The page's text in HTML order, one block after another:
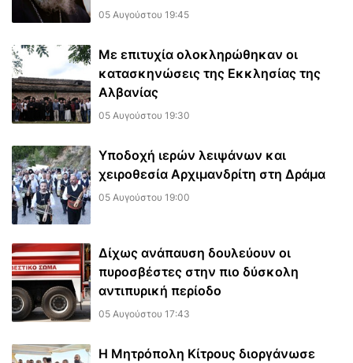
05 Αυγούστου 19:45
Με επιτυχία ολοκληρώθηκαν οι
κατασκηνώσεις της Εκκλησίας της
Αλβανίας
05 Αυγούστου 19:30
Υποδοχή ιερών λειψάνων και
χειροθεσία Αρχιμανδρίτη στη Δράμα
05 Αυγούστου 19:00
Δίχως ανάπαυση δουλεύουν οι
πυροσβέστες στην πιο δύσκολη
αντιπυρική περίοδο
05 Αυγούστου 17:43
Η Μητρόπολη Κίτρους διοργάνωσε